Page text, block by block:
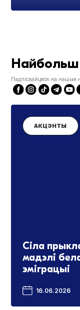
Падпісвайцеся на нашыя
АКЦЭНТЫ
Сіла
мадэлі
эміграцыі
16.06.2026